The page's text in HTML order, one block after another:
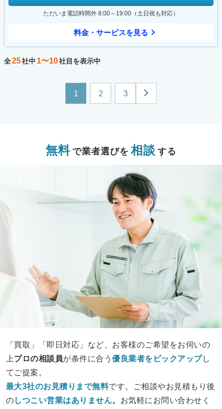
ただいま電話時間外 8:00～19:00（土日祝も対応）
料金・サービスを見る
全25社中 1〜10社目を表示中
1 2 3
無料 で業者選びを 相談 する
「買取」「即日対応」など、お客様のご希望をお伺いの
上プロの相談員が条件に合う優良業者をピックアップし
てご提案。
最大3社のお見積りまで無料です。ご相談やお見積もり後
のしつこい営業はありません。 お気軽にお問い合わせく